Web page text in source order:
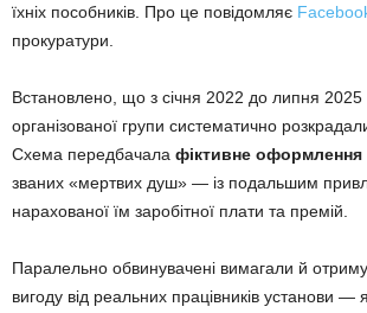
їхніх пособників. Про це повідомляє
прокуратури.
Встановлено, що з січня 2022 до липня 2025
організованої групи систематично
Схема передбачала фіктивне оформлення
званих «мертвих душ» — із подальшим
нарахованої їм заробітної плати та премій.
Паралельно обвинувачені вимагали й
вигоду від реальних працівників установи —